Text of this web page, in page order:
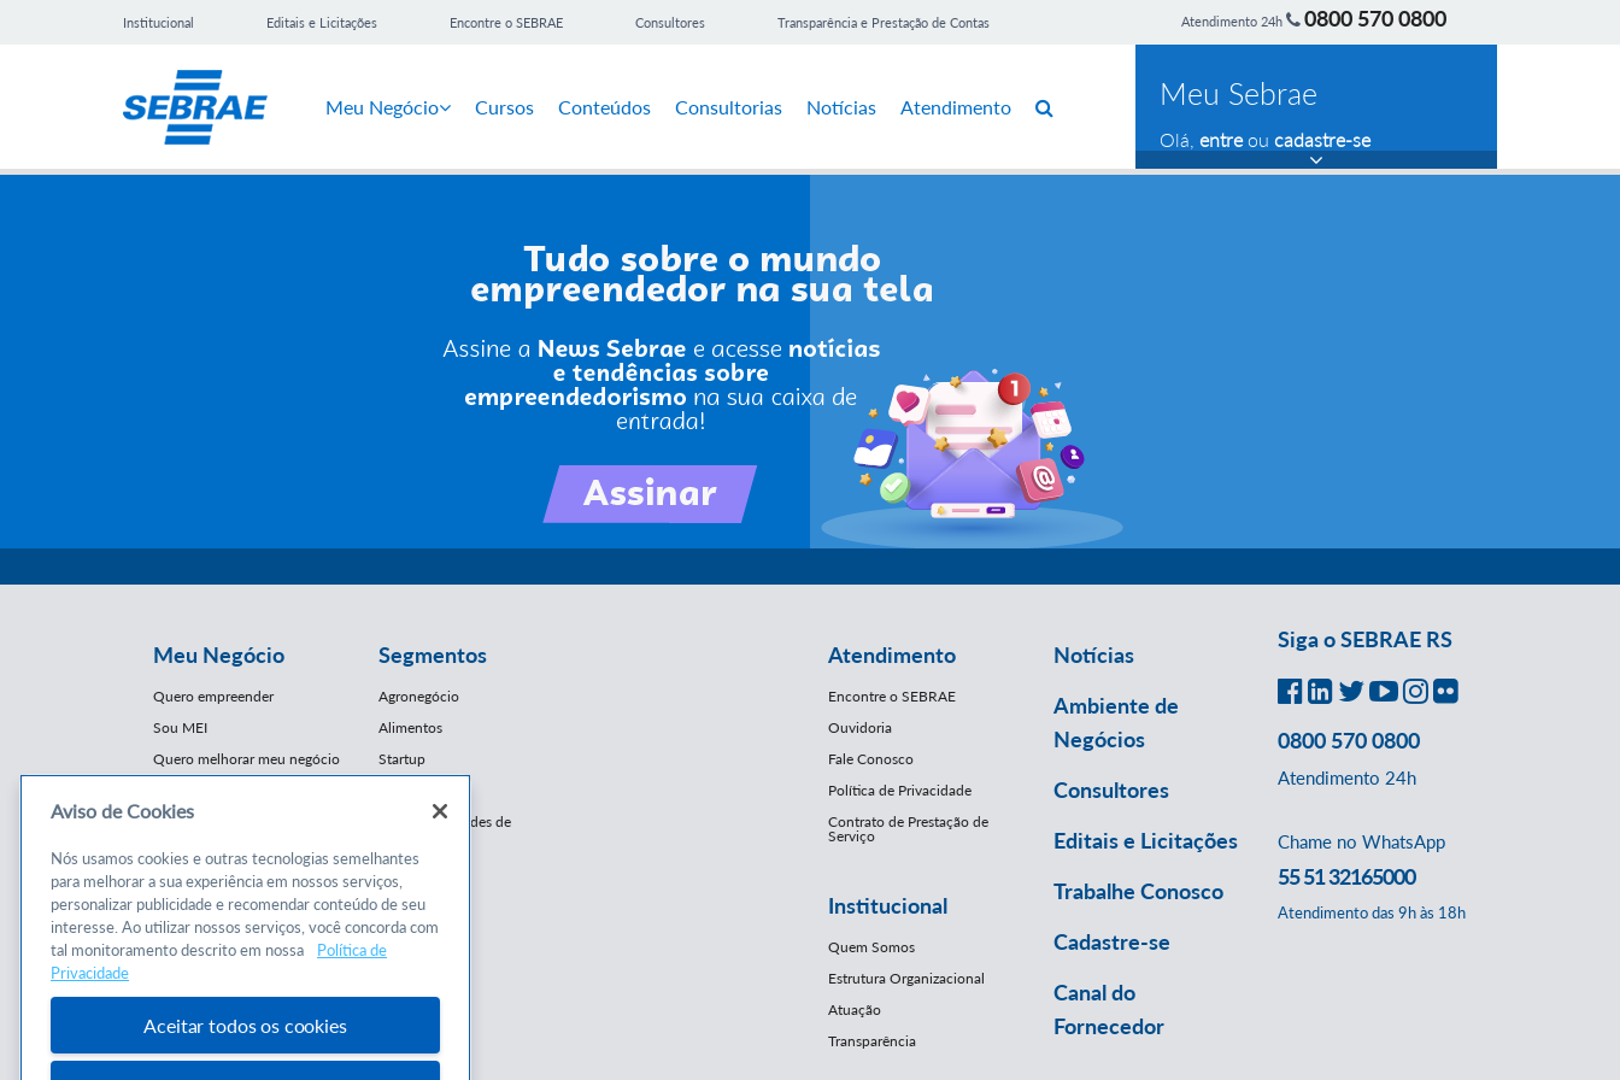
Institucional Editais e Licitações Encontre o SEBRAE Consultores Transparência e Prestação de Contas Atendimento 24h 0800 570 0800
Meu Negócio Cursos Conteúdos Consultorias Notícias Atendimento Meu Sebrae
Olá, entreou cadastre-se
Meu Negócio
Quero empreender
Sou MEI
Quero melhorar meu negócio
Cursos e
Conteúdos
Cursos
Consultorias
Programas
Segmentos
Agronegócio
Alimentos
Startup
Franquias / Redes de
Moda
Moveleiro
Saúde
Turismo
Mercopar
Atendimento
Encontre o SEBRAE
Ouvidoria
Fale Conosco
Política de Privacidade
Contrato de Prestação de
Serviço
Institucional
Quem Somos
Estrutura Organizacional
Atuação
Transparência
Notícias
Ambiente de
Negócios
Consultores
Editais e Licitações
Trabalhe Conosco
Cadastre-se
Canal do
Fornecedor
Siga o SEBRAE RS
0800 570 0800
Atendimento 24h
Chame no WhatsApp
55 51 32165000
Atendimento das 9h às 18h
Aviso de Cookies
Nós usamos cookies e outras tecnologias semelhantes
para melhorar a sua experiência em nossos serviços,
personalizar publicidade e recomendar conteúdo de seu
interesse. Ao utilizar nossos serviços, você concorda com
tal monitoramento descrito em nossa
Política de
Privacidade
Aceitar todos os cookies